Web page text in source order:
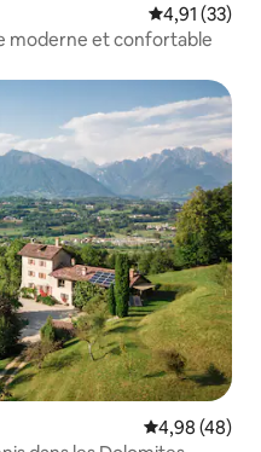
Évaluation
4,91 (33)
moderne et confortable
appréciés
Évaluation
4,98 (48)